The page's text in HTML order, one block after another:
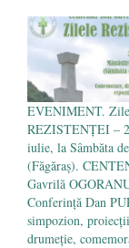
EVENIMENT.
REZISTENȚEI –
iulie, la Sâmbăta
(Făgăraș).
Gavrilă
Conferință Dan
simpozion,
drumeție,